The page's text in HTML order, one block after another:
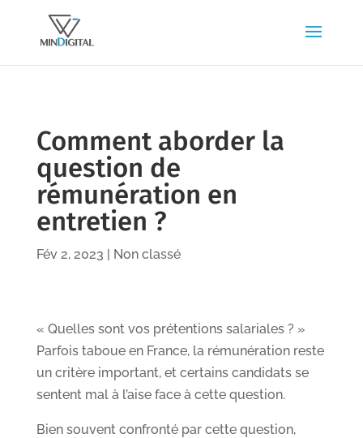
Comment aborder la
question de
rémunération en
entretien ?
Fév 2, 2023 | Non classé
« Quelles sont vos prétentions salariales ? »
Parfois taboue en France, la rémunération reste
un critère important, et certains candidats se
sentent mal à l’aise face à cette question.
Bien souvent confronté par cette question,